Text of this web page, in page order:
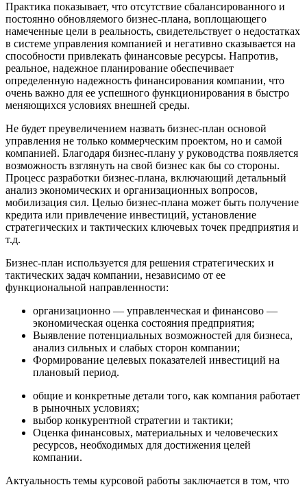
Практика показывает, что отсутствие сбалансированного и
постоянно обновляемого бизнес-плана, воплощающего
намеченные цели в реальность, свидетельствует о недостатках
в системе управления компанией и негативно сказывается на
способности привлекать финансовые ресурсы. Напротив,
реальное, надежное планирование обеспечивает
определенную надежность финансирования компании, что
очень важно для ее успешного функционирования в быстро
меняющихся условиях внешней среды.
Не будет преувеличением назвать бизнес-план основой
управления не только коммерческим проектом, но и самой
компанией. Благодаря бизнес-плану у руководства появляется
возможность взглянуть на свой бизнес как бы со стороны.
Процесс разработки бизнес-плана, включающий детальный
анализ экономических и организационных вопросов,
мобилизация сил. Целью бизнес-плана может быть получение
кредита или привлечение инвестиций, установление
стратегических и тактических ключевых точек предприятия и
т.д.
Бизнес-план используется для решения стратегических и
тактических задач компании, независимо от ее
функциональной направленности:
организационно — управленческая и финансово —
экономическая оценка состояния предприятия;
Выявление потенциальных возможностей для бизнеса,
анализ сильных и слабых сторон компании;
Формирование целевых показателей инвестиций на
плановый период.
общие и конкретные детали того, как компания работает
в рыночных условиях;
выбор конкурентной стратегии и тактики;
Оценка финансовых, материальных и человеческих
ресурсов, необходимых для достижения целей
компании.
Актуальность темы курсовой работы заключается в том, что